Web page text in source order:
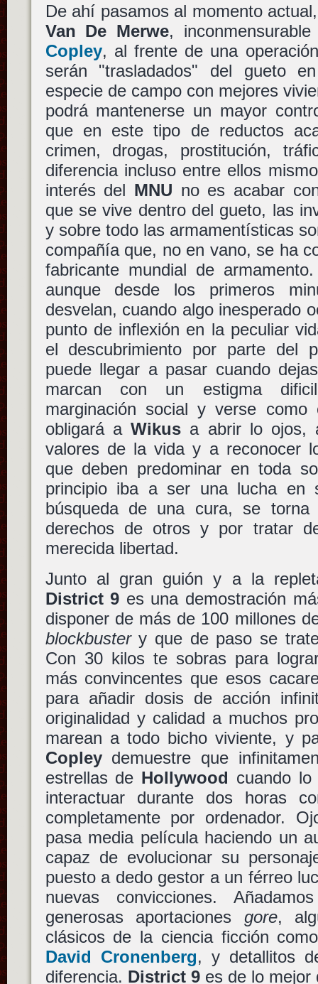
De ahí pasamos al momento
Van De Merwe,
Copley, al frente de una
serán "trasladados" del gueto
especie de campo con mejores
podrá mantenerse un mayor
que en este tipo de reductos
crimen, drogas, prostitución,
diferencia incluso entre ellos
interés del MNU no es acabar
que se vive dentro del gueto, las
y sobre todo las armamentísticas
compañía que, no en vano, se ha
fabricante mundial de
aunque desde los primeros
desvelan, cuando algo inesperado
punto de inflexión en la peculiar
el descubrimiento por parte del
puede llegar a pasar cuando
marcan con un estigma
marginación social y verse como
obligará aWikus a abrir lo ojos,
valores de la vida y a reconocer
que deben predominar en toda
principio iba a ser una lucha en
búsqueda de una cura, se
derechos de otros y por tratar
merecida libertad.
Junto al gran guión y a la
District 9 es una demostración
disponer de más de 100 millones
blockbustery que de paso se
Con 30 kilos te sobras para
más convincentes que esos
para añadir dosis de acción
originalidad y calidad a muchos
marean a todo bicho viviente, y
Copleydemuestre que
estrellas de Hollywood cuando
interactuar durante dos horas
completamente por ordenador.
pasa media película haciendo un
capaz de evolucionar su
puesto a dedo gestor a un férreo
nuevas convicciones.
generosas aportaciones gore,
clásicos de la ciencia ficción
David Cronenberg, y detallitos
diferencia. District 9es de lo mejor